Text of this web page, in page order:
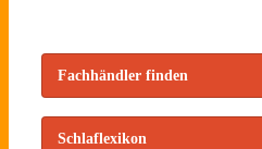
Fachhändler finden
Schlaflexikon